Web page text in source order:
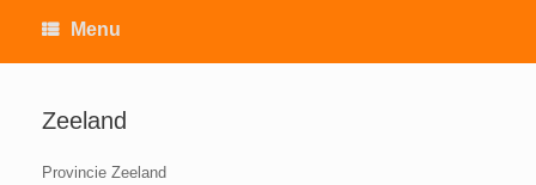
Menu
Zeeland
Provincie Zeeland